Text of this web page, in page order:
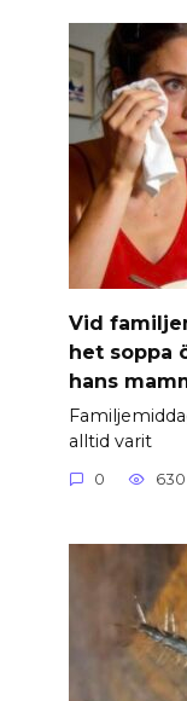
Vid
het soppa
hans
alltid varit
0 630